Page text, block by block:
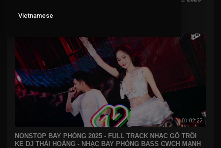
57 Lượt xem · 8 Tháng Trước đây
01:02:22
NONSTOP BAY PHÒNG 2025 - FULL TRACK NHẠC GÕ TRÔI
KE DJ THÁI HOÀNG - NHẠC BAY PHÒNG BASS CWCH MẠNH
Vietnamese